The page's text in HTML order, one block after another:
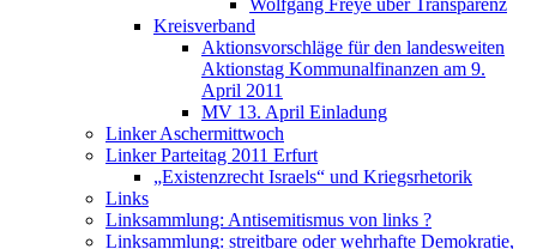
Wolfgang Freye über Transparenz
Kreisverband
Aktionsvorschläge für den landesweiten
Aktionstag Kommunalfinanzen am 9.
April 2011
MV 13. April Einladung
Linker Aschermittwoch
Linker Parteitag 2011 Erfurt
„Existenzrecht Israels“ und Kriegsrhetorik
Links
Linksammlung: Antisemitismus von links ?
Linksammlung: streitbare oder wehrhafte Demokratie,